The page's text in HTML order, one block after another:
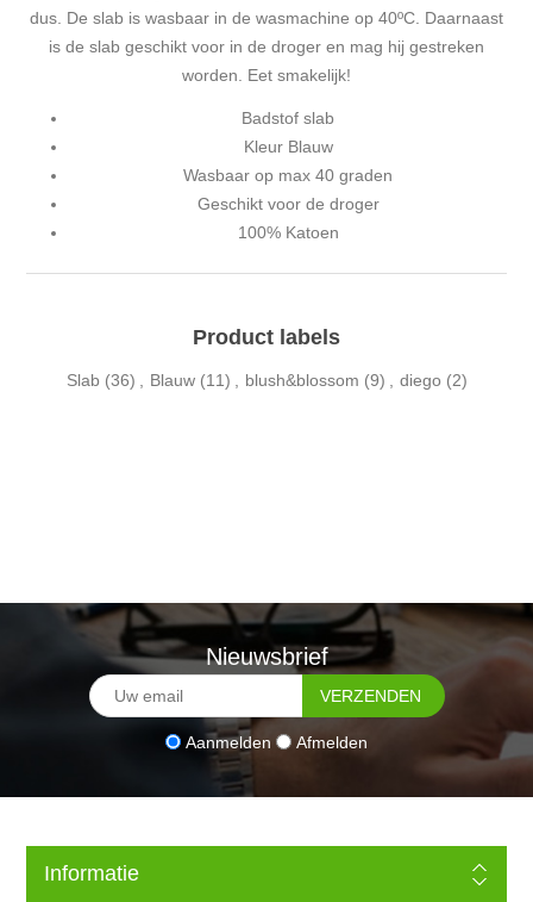
dus. De slab is wasbaar in de wasmachine op 40ºC. Daarnaast
is de slab geschikt voor in de droger en mag hij gestreken
worden. Eet smakelijk!
Badstof slab
Kleur Blauw
Wasbaar op max 40 graden
Geschikt voor de droger
100% Katoen
Product labels
Slab (36) Blauw (11) blush&blossom (9) diego (2)
Nieuwsbrief
Aanmelden Afmelden
Informatie